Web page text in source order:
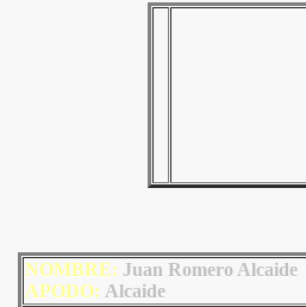
NOMBRE: Juan
APODO: Alcaide